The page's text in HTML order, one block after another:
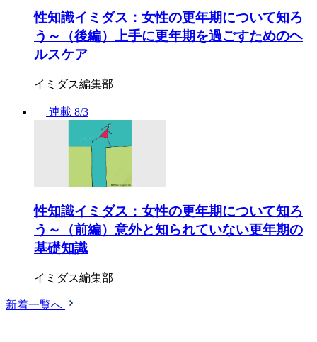
性知識イミダス：女性の更年期について知ろ
う～（後編）上手に更年期を過ごすためのヘ
ルスケア
イミダス編集部
連載 8/3
性知識イミダス：女性の更年期について知ろ
う～（前編）意外と知られていない更年期の
基礎知識
イミダス編集部
新着一覧へ